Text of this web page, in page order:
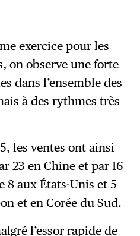
exercice pour les
on observe une forte
dans l’ensemble des
à des rythmes très
les ventes ont ainsi
23 en Chine et par 16
8 aux États-Unis et 5
et en Corée du Sud.
l’essor rapide de